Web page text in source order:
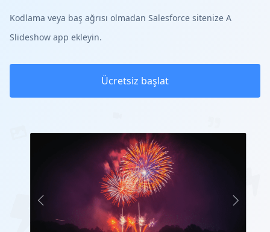
Kodlama veya baş ağrısı olmadan Salesforce sitenize A
Slideshow app ekleyin.
Ücretsiz başlat